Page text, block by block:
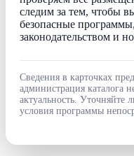
следим за тем, чтобы
безопасные
законодательством и
Сведения в карточках
администрация каталога
актуальность. Уточняйте
условия программы